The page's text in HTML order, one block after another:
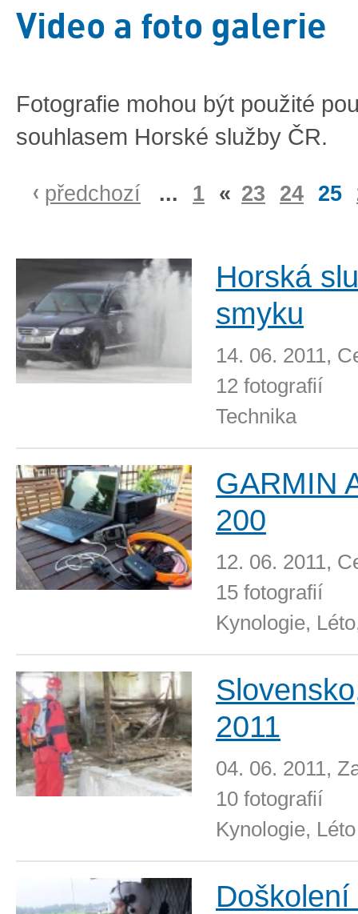
Video a foto galerie
Fotografie mohou být použité
souhlasem Horské služby ČR.
předchozí ... 1 « 23 24 25
Horská
smyku
14. 06. 2011,
12 fotografií
Technika
GARMIN
200
12. 06. 2011,
15 fotografií
Kynologie,
2011
04. 06. 2011,
10 fotografií
Kynologie, Léto